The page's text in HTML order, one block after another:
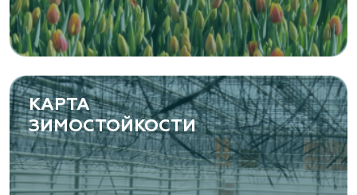
Самарская область, с. Подстепки, ул.
Фермерская 14 А
(8482) 650 010
www.yoly-paly.ru
«ВЕНЕВ» питомник растений
Тульская область, Венёвский р-н, село
Борщевое, улица Лесная, д. 13
КАРТА
ЗИМОСТОЙКОСТИ